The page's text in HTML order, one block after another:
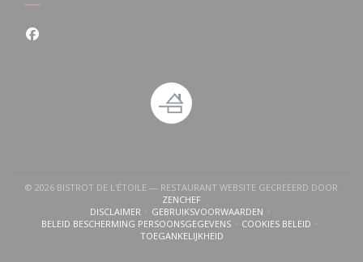
Facebook ((opent in een nieuw venster))
© 2026 BISTROT DE L'ÉTOILE — RESTAURANT WEBSITE GECREËERD DOOR
ZENCHEF((OPENT IN EEN NIEUW VENSTER))
DISCLAIMER((OPENT IN EEN NIEUW VENSTER))
GEBRUIKSVOORWAARDEN((OPENT IN EEN NIEUW VENSTER))
BELEID BESCHERMING PERSOONSGEGEVENS
((OPENT IN EEN NIEUW VENSTER))
COOKIES BELEID((OPENT IN EEN
TOEGANKELIJKHEID((OPENT IN EEN NIEUW VENSTER))